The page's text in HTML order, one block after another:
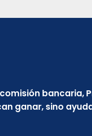
bancaria,
ganar, sino